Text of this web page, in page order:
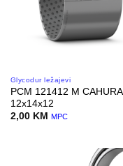
Glycodur ležajevi
PCM 121412 M CAHURA
12x14x12
2,00 KM MPC